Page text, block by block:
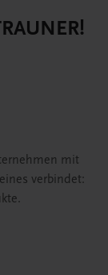
mit
verbindet: